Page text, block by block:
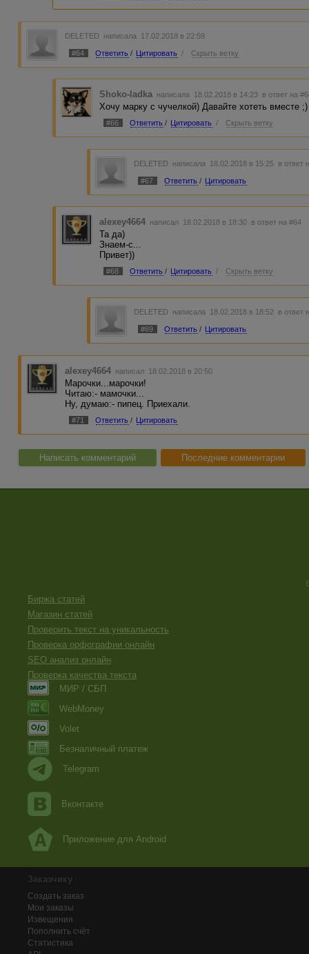
DELETED написала 17.02.2018 в 22:59
#64 Ответить / Цитировать / Скрыть ветку
Shoko-ladka написала 18.02.2018 в 14:23 в ответ на
Хочу марку с чучелкой) Давайте хотеть вместе ;)
#66 Ответить / Цитировать / Скрыть ветку
DELETED написала 18.02.2018 в 15:25 в ответ
#67 Ответить / Цитировать
alexey4664 написал 18.02.2018 в 18:30 в ответ на #64
Та да)
Знаем-с...
Привет))
#68 Ответить / Цитировать / Скрыть ветку
DELETED написала 18.02.2018 в 18:52 в ответ
#69 Ответить / Цитировать
alexey4664 написал 18.02.2018 в 20:50
Марочки...марочки!
Читаю:- мамочки...
Ну, думаю:- пипец. Приехали.
#71 Ответить / Цитировать
Написать комментарий Последние комментарии
Биржа статей
Магазин статей
Проверить текст на уникальность
Проверка орфографии онлайн
SEO анализ онлайн
Проверка качества текста
МИР / СБП
WebMoney
Volet
Безналичный платеж
Telegram
Вконтакте
Приложение для Android
Заказчику
Создать заказ
Мои заказы
Извещения
Пополнить счёт
Статистика